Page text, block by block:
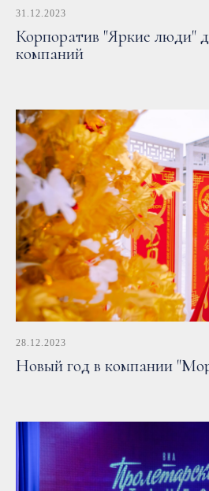
31.12.2023
Корпоратив "Яркие люди"
компаний
28.12.2023
Новый год в компании